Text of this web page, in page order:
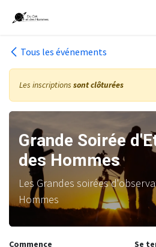
Tous les événements
Les inscriptions sont clôturées
Grande Soirée
des Hommes
Les Grandes soirées
Hommes
Commence Se